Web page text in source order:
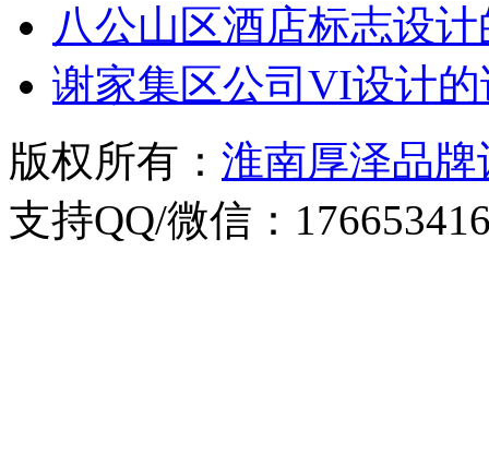
八公山区酒店标志设
谢家集区公司VI设计
版权所有： 淮南厚泽品
支持QQ/微信：